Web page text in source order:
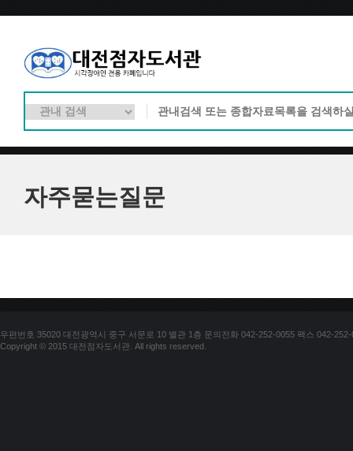
자주묻는질문
우편번호 35020 대전광역시 중구 서문로 10 별관 1층 문의전화 042-252-0055 팩스 042-252-
Copyright © 2015 대전점자도서관. All rights reserved.